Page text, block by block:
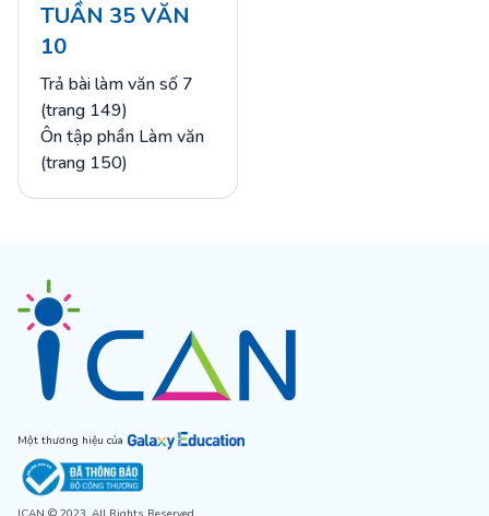
TUẦN 35 VĂN
10
Trả bài làm văn số 7
(trang 149)
Ôn tập phần Làm văn
(trang 150)
Một thương hiệu của